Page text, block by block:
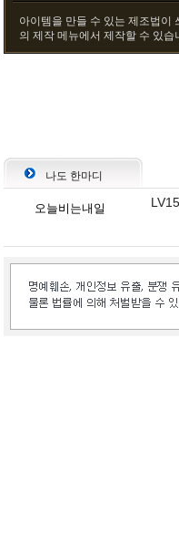
아이템을 만들 수 있는 제조법이
의 제작 메뉴에서 제작할 수 있습
나도 한마디
오늘비는내일